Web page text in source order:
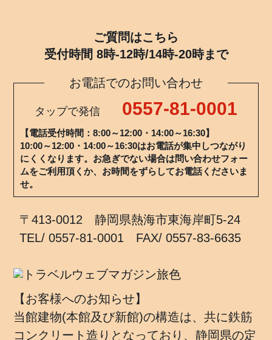
ご質問はこちら
受付時間 8時-12時/14時-20時まで
お電話でのお問い合わせ
タップで発信 0557-81-0001
【電話受付時間：8:00～12:00・14:00～16:30】
10:00～12:00・14:00～16:30はお電話が集中しつながり
にくくなります。お急ぎでない場合は問い合わせフォー
ムをご利用頂くか、お時間をずらしてお電話くださいま
せ。
〒413-0012 静岡県熱海市東海岸町5-24
TEL/ 0557-81-0001 FAX/ 0557-83-6635
【お客様へのお知らせ】
当館建物(本館及び新館)の構造は、共に鉄筋
コンクリート造りとなっており、静岡県の定